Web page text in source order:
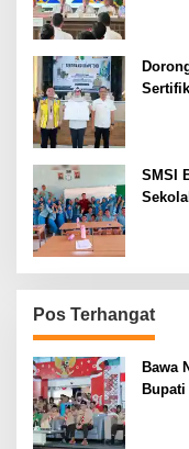
SMSI
Pos Terhangat
Bawa